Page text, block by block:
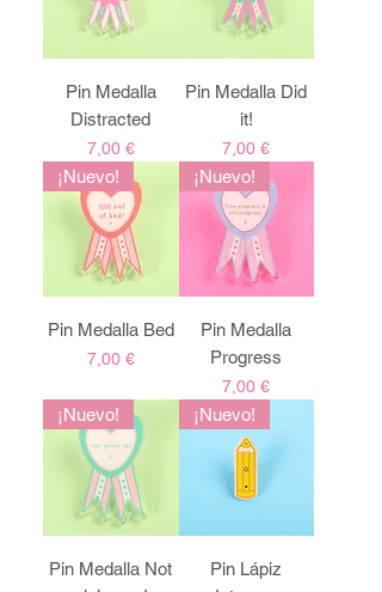
Pin Medalla
Distracted
Precio
7,00 €
Pin Medalla Did
it!
Precio
7,00 €
¡Nuevo!
Pin Medalla Bed
Precio
7,00 €
¡Nuevo!
Pin Medalla
Progress
Precio
7,00 €
¡Nuevo!
Pin Medalla Not
¡Nuevo!
Pin Lápiz